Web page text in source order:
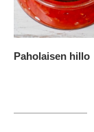
Paholaisen hillo